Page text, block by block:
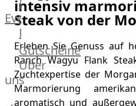
Individuelle
Events
Partner
Kalender
Gästehaus
Villa
Glanzstoff
Gutscheine
Über
uns
intensiv
Steak von der
Erleben Sie Genuss auf
Ranch Wagyu Flank
Zuchtexpertise der
Marmorierung
aromatisch und